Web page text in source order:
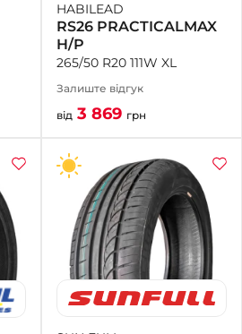
HABILEAD
RS26 PRACTICALMAX
H/P
265/50 R20 111W XL
Залиште відгук
від 3 869 грн